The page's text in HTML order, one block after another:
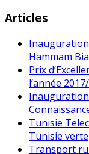
Articles
Inauguration
Hammam
Prix
l’année
Tunisie
Tunisie verte
Transport